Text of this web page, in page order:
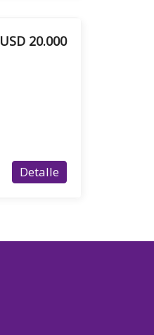
USD 20.000
Detalle